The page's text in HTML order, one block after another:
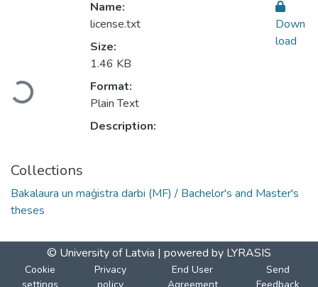
Loading...
Name:
license.txt
Size:
1.46 KB
Format:
Plain Text
Description:
Down
load
Collections
Bakalaura un maģistra darbi (MF) / Bachelor's and Master's
theses
© University of Latvia | powered by LYRASIS
Cookie
Privacy
End User
Send